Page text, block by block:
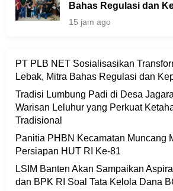
Bahas Regulasi dan
15 jam ago
PT PLB NET Sosialisasikan
Lebak, Mitra Bahas Regulasi dan
Tradisi Lumbung Padi di Desa
Warisan Leluhur yang Perkuat
Tradisional
Panitia PHBN Kecamatan Muncang
Persiapan HUT RI Ke-81
LSIM Banten Akan Sampaikan
dan BPK RI Soal Tata Kelola Dana